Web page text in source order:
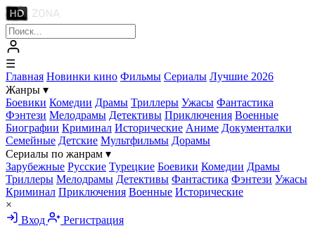
☰
Главная Новинки кино Фильмы Сериалы Лучшие 2026
Жанры ▾
Боевики Комедии Драмы Триллеры Ужасы Фантастика
Фэнтези Мелодрамы Детективы Приключения Военные
Биографии Криминал Исторические Аниме Документалки
Семейные Детские Мультфильмы Дорамы
Сериалы по жанрам ▾
Зарубежные Русские Турецкие Боевики Комедии Драмы
Триллеры Мелодрамы Детективы Фантастика Фэнтези Ужасы
Криминал Приключения Военные Исторические
×
Вход
Регистрация